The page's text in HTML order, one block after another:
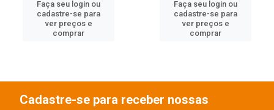
Faça seu login ou
cadastre-se para
ver preços e
comprar
Faça seu login ou
cadastre-se para
ver preços e
comprar
Cadastre-se para receber nossas